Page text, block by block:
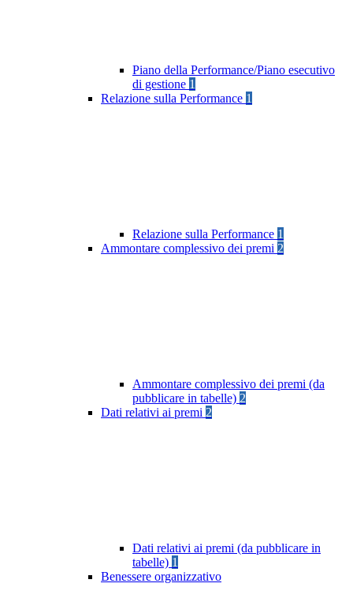
Piano della Performance/Piano esecutivo
di gestione 1
Relazione sulla Performance 1
Relazione sulla Performance 1
Ammontare complessivo dei premi 2
Ammontare complessivo dei premi (da
pubblicare in tabelle) 2
Dati relativi ai premi 2
Dati relativi ai premi (da pubblicare in
tabelle) 1
Benessere organizzativo